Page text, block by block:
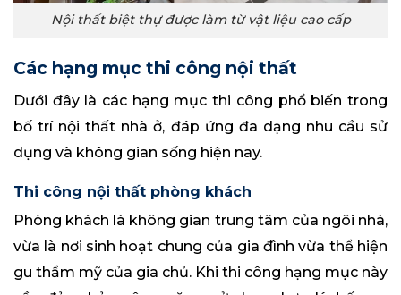
Nội thất biệt thự được làm từ vật liệu cao cấp
Các hạng mục thi công nội thất
Dưới đây là các hạng mục thi công phổ biến trong
bố trí nội thất nhà ở, đáp ứng đa dạng nhu cầu sử
dụng và không gian sống hiện nay.
Thi công nội thất phòng khách
Phòng khách là không gian trung tâm của ngôi nhà,
vừa là nơi sinh hoạt chung của gia đình vừa thể hiện
gu thẩm mỹ của gia chủ. Khi thi công hạng mục này